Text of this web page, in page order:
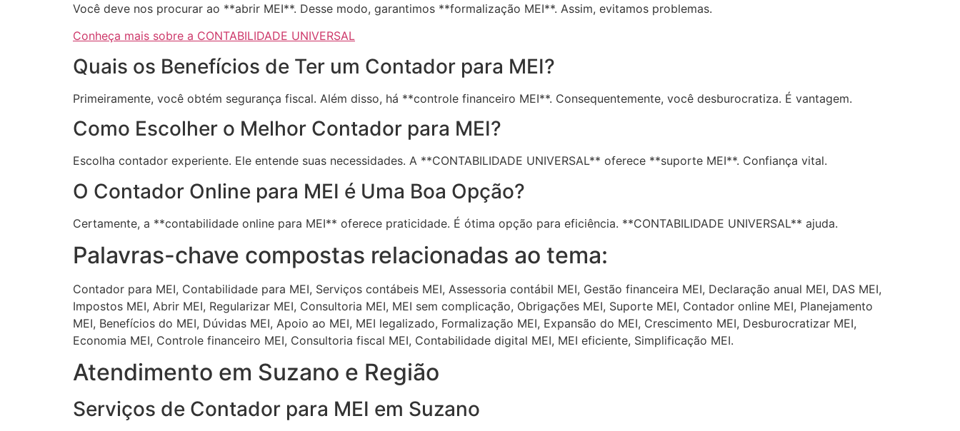
Você deve nos procurar ao **abrir MEI**. Desse modo, garantimos **formalização MEI**. Assim, evitamos problemas.
Conheça mais sobre a CONTABILIDADE UNIVERSAL
Quais os Benefícios de Ter um Contador para MEI?
Primeiramente, você obtém segurança fiscal. Além disso, há **controle financeiro MEI**. Consequentemente, você desburocratiza. É vantagem.
Como Escolher o Melhor Contador para MEI?
Escolha contador experiente. Ele entende suas necessidades. A **CONTABILIDADE UNIVERSAL** oferece **suporte MEI**. Confiança vital.
O Contador Online para MEI é Uma Boa Opção?
Certamente, a **contabilidade online para MEI** oferece praticidade. É ótima opção para eficiência. **CONTABILIDADE UNIVERSAL** ajuda.
Palavras-chave compostas relacionadas ao tema:
Contador para MEI, Contabilidade para MEI, Serviços contábeis MEI, Assessoria contábil MEI, Gestão financeira MEI, Declaração anual MEI, DAS MEI,
Impostos MEI, Abrir MEI, Regularizar MEI, Consultoria MEI, MEI sem complicação, Obrigações MEI, Suporte MEI, Contador online MEI, Planejamento
MEI, Benefícios do MEI, Dúvidas MEI, Apoio ao MEI, MEI legalizado, Formalização MEI, Expansão do MEI, Crescimento MEI, Desburocratizar MEI,
Economia MEI, Controle financeiro MEI, Consultoria fiscal MEI, Contabilidade digital MEI, MEI eficiente, Simplificação MEI.
Atendimento em Suzano e Região
Serviços de Contador para MEI em Suzano